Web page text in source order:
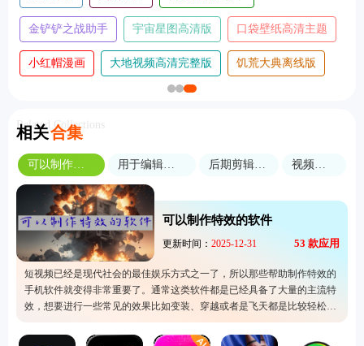
金铲铲之战助手 宇宙星图高清版 口袋壁纸高清主题
小红帽漫画 大地视频高清完整版 饥荒大典离线版
相关合集
Related Collections
可以制作特效的软件 用于编辑音频的软件 后期剪辑常用软件 视频剪辑软件
可以制作特效的软件
更新时间： 2025-12-31 53 款应用
短视频已经是现代社会的最佳娱乐方式之一了，所以那些帮助制作特效的
手机软件就变得非常重要了。通常这类软件都是已经具备了大量的主流特
效，想要进行一些常见的效果比如变装、穿越或者是飞天都是比较轻松
的。短视频的制作是绝对离不开这种工具，所以不管是初学者还是专业人
士一定要试看这里的软件，提高自己的短视频剪辑速度。